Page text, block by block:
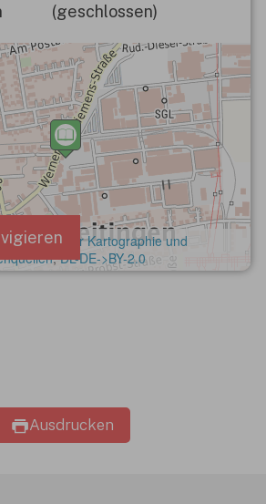
(geschlossen)
Ausdrucken